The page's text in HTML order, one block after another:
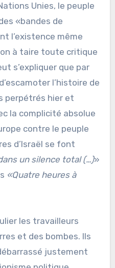
Unies, le peuple
«bandes de
l’existence même
à taire toute critique
s’expliquer que par
l’histoire de
perpétrés hier et
la complicité absolue
contre le peuple
d’Israël se font
un silence total (…)»
«Quatre heures à
les travailleurs
et des bombes. Ils
justement